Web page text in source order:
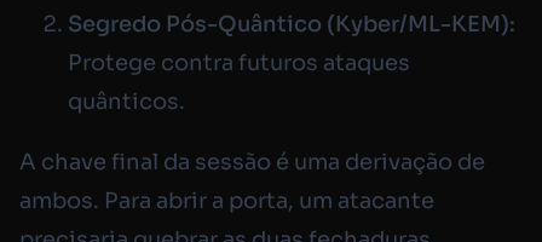
Segredo Pós-Quântico (Kyber/ML-KEM):
Protege contra futuros ataques
quânticos.
A chave final da sessão é uma derivação de
ambos. Para abrir a porta, um atacante